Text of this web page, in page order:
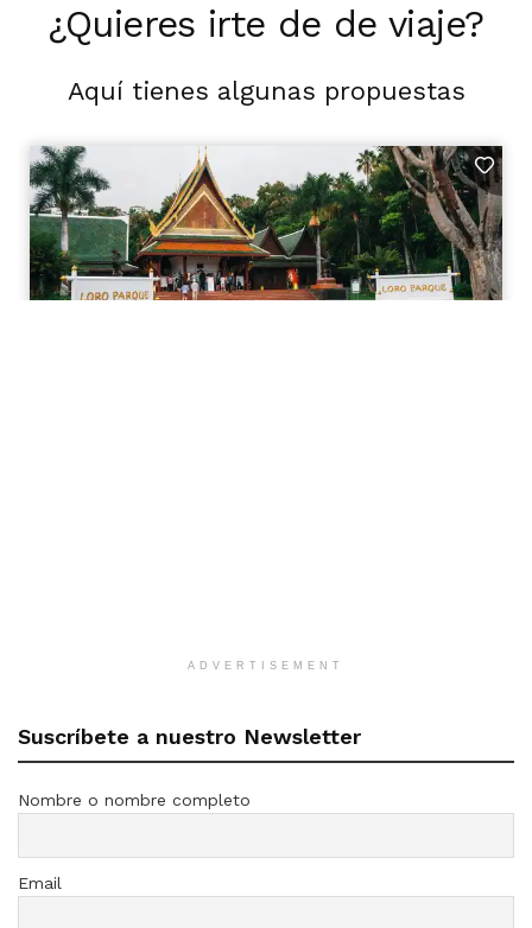
¿Quieres irte de de viaje?
Aquí tienes algunas propuestas
ADVERTISEMENT
Suscríbete a nuestro Newsletter
Nombre o nombre completo
Email